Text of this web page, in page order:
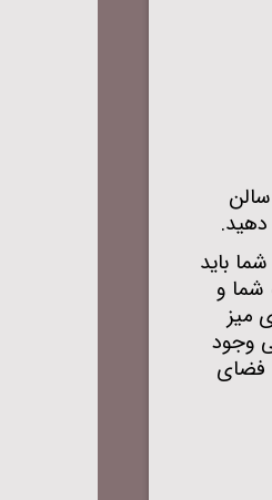
.
باید
شما و
میز
وجود
فضای